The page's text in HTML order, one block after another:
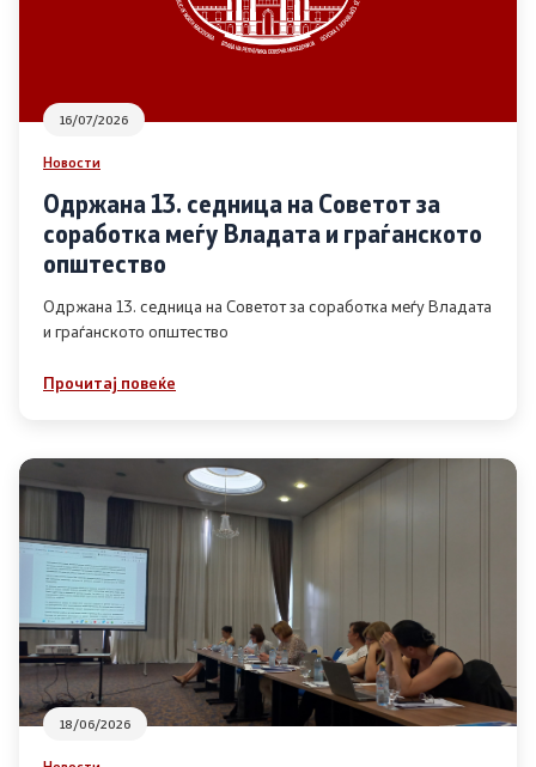
Извештаи
Список на ОЈИ
Контакт
Контакт
Линкови
Изјава за пристапност
Со еден клик до сите услуги
16/07/2026
Новости
Одржана 13. седница на Советот за
соработка меѓу Владата и граѓанското
општество
Одржана 13. седница на Советот за соработка меѓу Владата
и граѓанското општество
Прочитај повеќе
18/06/2026